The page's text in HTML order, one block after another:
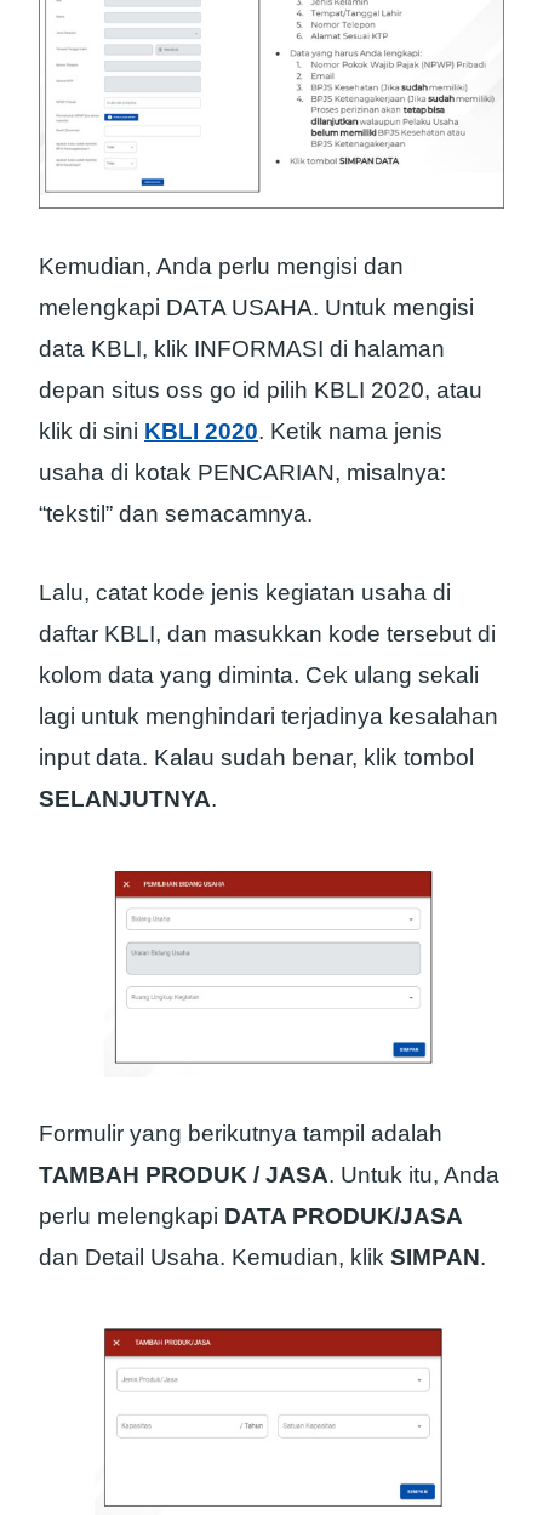
Kemudian, Anda perlu mengisi dan
melengkapi DATA USAHA. Untuk mengisi
data KBLI, klik INFORMASI di halaman
depan situs oss go id pilih KBLI 2020, atau
klik di sini KBLI 2020. Ketik nama jenis
usaha di kotak PENCARIAN, misalnya:
“tekstil” dan semacamnya.
Lalu, catat kode jenis kegiatan usaha di
daftar KBLI, dan masukkan kode tersebut di
kolom data yang diminta. Cek ulang sekali
lagi untuk menghindari terjadinya kesalahan
input data. Kalau sudah benar, klik tombol
SELANJUTNYA.
Formulir yang berikutnya tampil adalah
TAMBAH PRODUK / JASA. Untuk itu, Anda
perlu melengkapi DATA PRODUK/JASA
dan Detail Usaha. Kemudian, klik SIMPAN.